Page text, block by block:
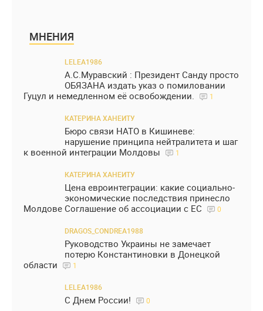
МНЕНИЯ
LELEA1986
А.С.Муравский : Президент Санду просто
ОБЯЗАНА издать указ о помиловании
Гуцул и немедленном её освобождении.
1
КАТЕРИНА ХАНЕИТУ
Бюро связи НАТО в Кишиневе:
нарушение принципа нейтралитета и шаг
к военной интеграции Молдовы
1
КАТЕРИНА ХАНЕИТУ
Цена евроинтеграции: какие социально-
экономические последствия принесло
Молдове Соглашение об ассоциации с ЕС
0
DRAGOS_CONDREA1988
Руководство Украины не замечает
потерю Константиновки в Донецкой
области
1
LELEA1986
С Днем России! 0